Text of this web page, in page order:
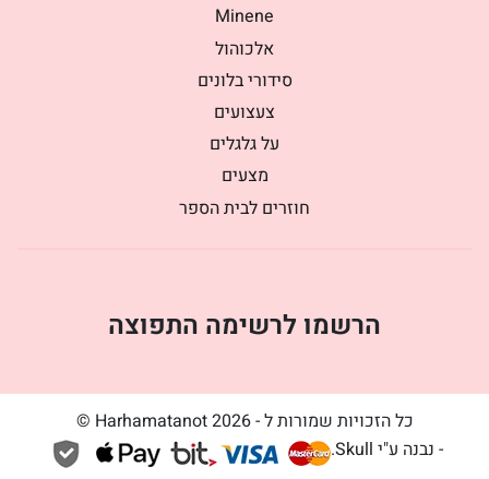
Minene
אלכוהול
סידורי בלונים
צעצועים
על גלגלים
מצעים
חוזרים לבית הספר
הרשמו לרשימה התפוצה
כל הזכויות שמורות ל - Harhamatanot 2026 ©
- נבנה ע"י Skull
.